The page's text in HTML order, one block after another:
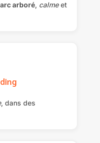
arboré, calmeet
, dans des